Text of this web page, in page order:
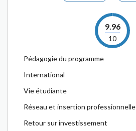
9.96
10
Pédagogie du programme
International
Vie étudiante
Réseau et insertion professionnelle
Retour sur investissement